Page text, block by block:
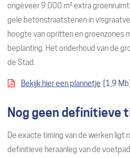
ongeveer 9.000 m² extra
gele betonstraatstenen in
hoogte van opritten en groenzones
beplanting. Het onderhoud van de
de Stad.
Bekijk hier een plannetje 1,9 Mb
Nog geen definitieve
De exacte timing van de werken ligt
definitieve heraanleg van de